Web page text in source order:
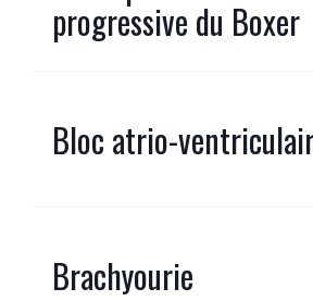
progressive du Boxer
Bloc atrio-
Brachyourie